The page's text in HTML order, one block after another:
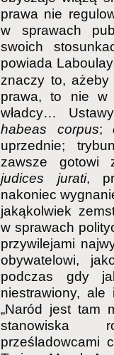
prawa nie
w sprawach
swoich
powiada
znaczy to, ażeby
prawa, to nie w
władcy…
habeas corpus;
uprzednie;
zawsze gotowi
judices jurati,
nakoniec
jakąkolwiek
w sprawach
przywilejami
obywatelowi,
podczas gdy
niestrawiony, ale
„Naród jest tam
stanowiska
prześladowcami